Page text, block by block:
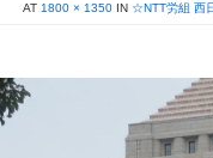
AT 1800 × 1350 IN ☆NTT労組 西